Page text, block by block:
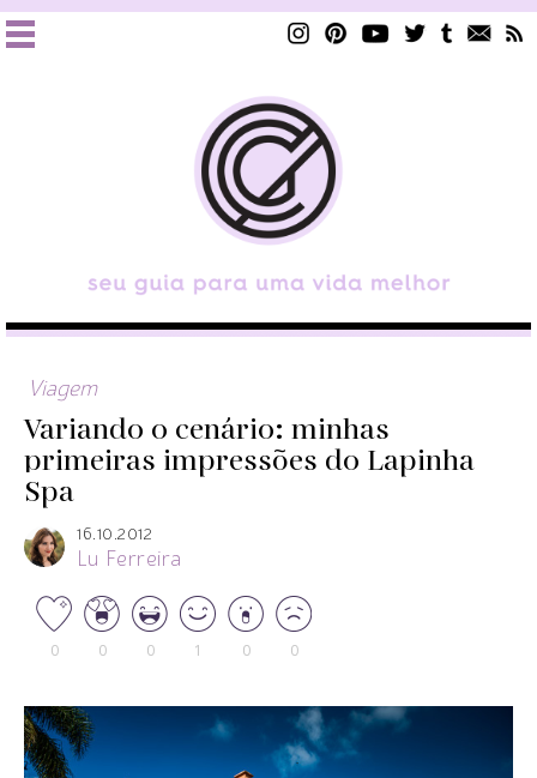
Viagem
Variando o cenário: minhas
primeiras impressões do Lapinha
Spa
16.10.2012
Lu Ferreira
0 0 0 1 0 0